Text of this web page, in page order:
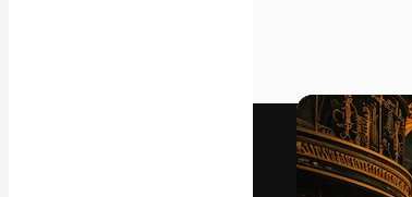
Vídeos
Clipes de vídeo
Animações
Modelos de vídeos
Ícones